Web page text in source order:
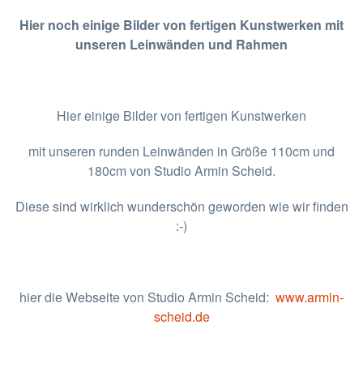
Hier noch einige Bilder von fertigen Kunstwerken mit
unseren Leinwänden und Rahmen
Hier einige Bilder von fertigen Kunstwerken
mit unseren runden Leinwänden in Größe 110cm und
180cm von Studio Armin Scheid.
Diese sind wirklich wunderschön geworden wie wir finden
:-)
hier die Webseite von Studio Armin Scheid: www.armin-
scheid.de